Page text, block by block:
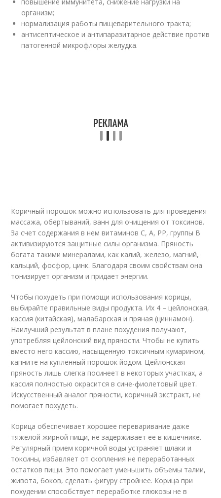
организм;
нормализация работы пищеварительного тракта;
антисептическое и антипаразитарное действие против
патогенной микрофлоры желудка.
Коричный порошок можно использовать для проведения
массажа, обертываний, ванн для очищения от токсинов.
За счет содержания в нем витаминов C, А, РР, группы B
активизируются защитные силы организма. Пряность
богата такими минералами, как калий, железо, магний,
кальций, фосфор, цинк. Благодаря своим свойствам она
тонизирует организм и придает энергии.
Чтобы похудеть при помощи использования корицы,
выбирайте правильные виды продукта. Их 4 – цейлонская,
кассия (китайская), малабарская и пряная (циннамон).
Наилучший результат в плане похудения получают,
употребляя цейлонский вид пряности. Чтобы не купить
вместо него кассию, насыщенную токсичным кумарином,
капните на купленный порошок йодом. Цейлонская
пряность лишь слегка посинеет в некоторых участках, а
кассия полностью окрасится в сине-фиолетовый цвет.
Искусственный аналог пряности, коричный экстракт, не
помогает похудеть.
Корица обеспечивает хорошее переваривание даже
тяжелой жирной пищи, не задерживает ее в кишечнике.
Регулярный прием коричной воды устраняет шлаки и
токсины, избавляет от скопления не переработанных
остатков пищи. Это помогает уменьшить объемы талии,
живота, боков, сделать фигуру стройнее. Корица при
похудении способствует переработке глюкозы не в